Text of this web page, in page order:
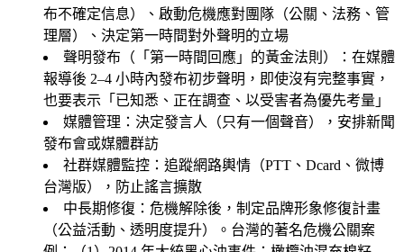
布不確定信息）、啟動危機應對團隊（公關、法務、管
理層）、決定第一時間對外聲明的立場
聲明發布（「第一時間回應」的黃金法則）
：在媒體
報導後 2–4 小時內發布初步聲明，即使沒有完整事實，
也要表示「已知悉、正在調查、以受害者為優先考量」
媒體管理 ：決定發言人（只有一個聲音），安排新聞
發布會或媒體群訪
社群媒體監控 ：追蹤網路輿情（PTT、Dcard、微博
台灣版），防止謠言擴散
中長期修復 ：危機解除後，制定品牌形象修復計畫
（公益活動、透明度提升）。台灣的著名危機公關案